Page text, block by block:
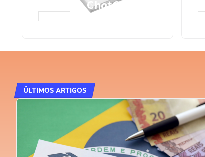
Prompts ChatGPT
ÚLTIMOS ARTIGOS